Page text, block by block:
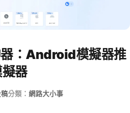
：Android模擬器推
器
分類： 網路大小事